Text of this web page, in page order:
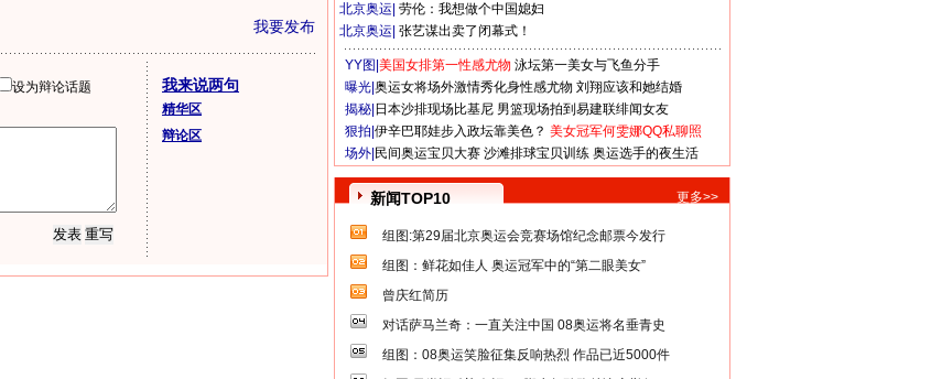
我要发布
设为辩论话题
我来说两句
精华区
辩论区
北京奥运 劳伦：我想做个中国媳妇
北京奥运 张艺谋出卖了闭幕式！
YY图| 美国女排第一性感尤物 泳坛第一美女与飞鱼分手
曝光| 奥运女将场外激情秀化身性感尤物 刘翔应该和她结婚
揭秘| 日本沙排现场比基尼 男篮现场拍到易建联绯闻女友
狠拍| 伊辛巴耶娃步入政坛靠美色？ 美女冠军何雯娜QQ私聊照
场外| 民间奥运宝贝大赛 沙滩排球宝贝训练 奥运选手的夜生活
新闻TOP10 更多>>
组图:第29届北京奥运会竞赛场馆纪念邮票今发行
组图：鲜花如佳人 奥运冠军中的“第二眼美女”
曾庆红简历
对话萨马兰奇：一直关注中国 08奥运将名垂青史
组图：08奥运笑脸征集反响热烈 作品已近5000件